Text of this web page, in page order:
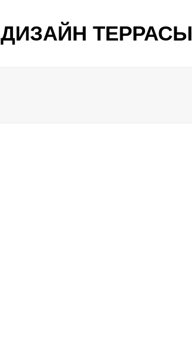
ДИЗАЙН ТЕРРАСЫ